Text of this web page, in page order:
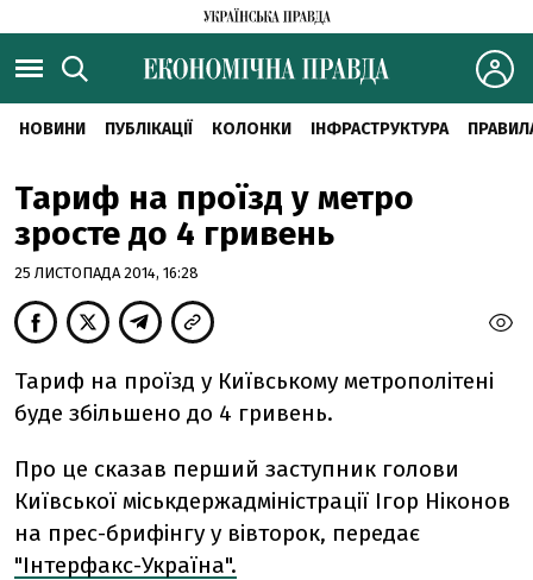
НОВИНИ ПУБЛІКАЦІЇ КОЛОНКИ ІНФРАСТРУКТУРА
Тариф на проїзд у метро
зросте до 4 гривень
25 ЛИСТОПАДА 2014, 16:28
Тариф на проїзд у Київському метрополітені
буде збільшено до 4 гривень.
Про це сказав перший заступник голови
Київської міськдержадміністрації Ігор Ніконов
на прес-брифінгу у вівторок, передає
"Інтерфакс-Україна".